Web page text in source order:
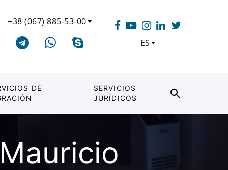
+38 (067) 885-53-00
ES
DE
SERVICIOS
JURÍDICOS